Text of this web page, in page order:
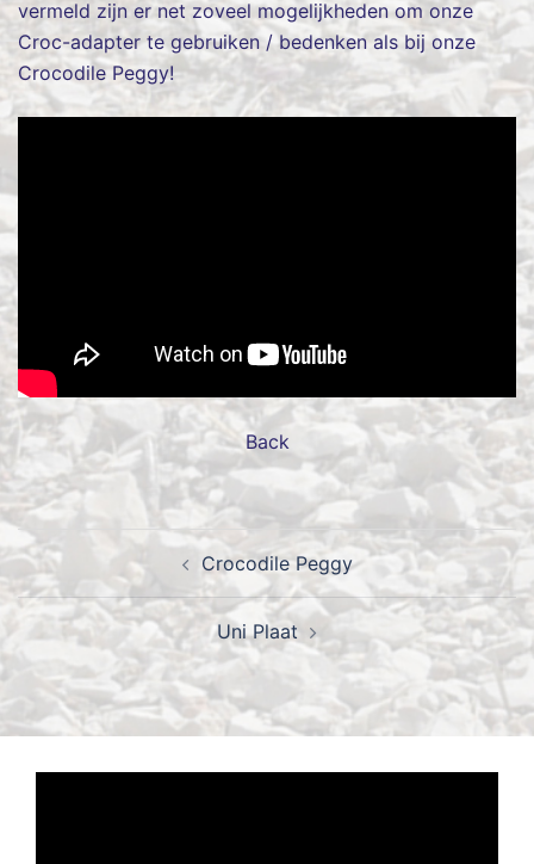
vermeld zijn er net zoveel mogelijkheden om onze
Croc-adapter te gebruiken / bedenken als bij onze
Crocodile Peggy!
Back
Bericht
navigatie
Crocodile Peggy
Uni Plaat